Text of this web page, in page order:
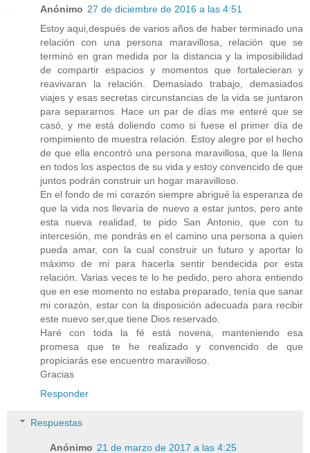
Anónimo 27 de diciembre de 2016 a las 4:51
Estoy aqui,después de varios años de haber terminado una
relación con una persona maravillosa, relación que se
terminó en gran medida por la distancia y la imposibilidad
de compartir espacios y momentos que fortalecieran y
reavivaran la relación. Demasiado trabajo, demasiados
viajes y esas secretas circunstancias de la vida se juntaron
para separarnos. Hace un par de días me enteré que se
casó, y me está doliendo como si fuese el primer día de
rompimiento de muestra relación. Estoy alegre por el hecho
de que ella encontró una persona maravillosa, que la llena
en todos los aspectos de su vida y estoy convencido de que
juntos podrán construir un hogar maravilloso.
En el fondo de mi corazón siempre abrigué la esperanza de
que la vida nos llevaría de nuevo a estar juntos, pero ante
esta nueva realidad, te pido San Antonio, que con tu
intercesión, me pondrás en el camino una persona a quien
pueda amar, con la cual construir un futuro y aportar lo
máximo de mi para hacerla sentir bendecida por esta
relación. Varias veces te lo he pedido, pero ahora entiendo
que en ese momento no estaba preparado, tenía que sanar
mi corazón, estar con la disposición adecuada para recibir
este nuevo ser,que tiene Dios reservado.
Haré con toda la fé está novena, manteniendo esa
promesa que te he realizado y convencido de que
propiciarás ese encuentro maravilloso.
Gracias
Responder
Respuestas
Anónimo 21 de marzo de 2017 a las 4:25